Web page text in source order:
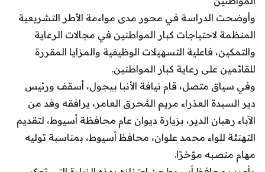
وأوضحت الدراسة في محور مدى مواءمة الأطر التشريعية
المنظمة لاحتياجات كبار المواطنين في مجالات الرعاية
والتمكين، فاعلية التسهيلات الوظيفية والمزايا المقررة
للقائمين على رعاية كبار المواطنين.
وفي سياق متصل، قام نيافة الأنبا بيجول، أسقف ورئيس
دير السيدة العذراء مريم المُحرق العامر، يرافقه وفد من
الآباء رهبان الدير، بزيارة ديوان عام محافظة أسيوط، لتقديم
التهنئة للواء محمد علوان، محافظ أسيوط، بمناسبة توليه
مهام منصبه مؤخرًا.